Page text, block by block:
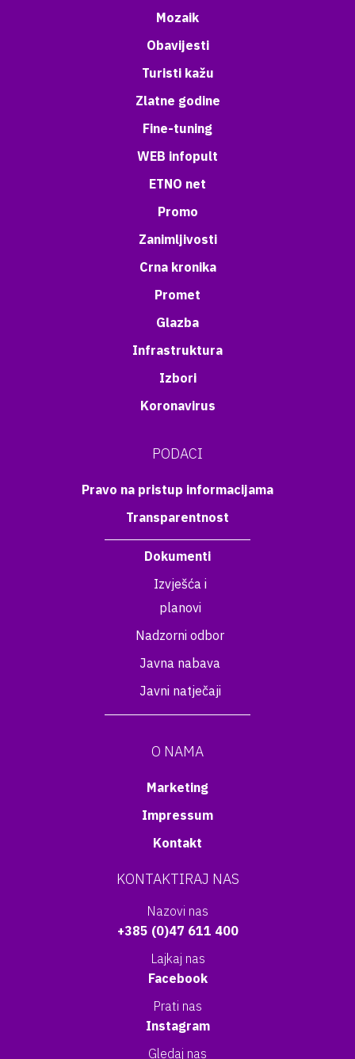
Mozaik
Obavijesti
Turisti kažu
Zlatne godine
Fine-tuning
WEB infopult
ETNO net
Promo
Zanimljivosti
Crna kronika
Promet
Glazba
Infrastruktura
Izbori
Koronavirus
PODACI
Pravo na pristup informacijama
Transparentnost
Dokumenti
Izvješća i
planovi
Nadzorni odbor
Javna nabava
Javni natječaji
O NAMA
Marketing
Impressum
Kontakt
KONTAKTIRAJ NAS
Nazovi nas
+385 (0)47 611 400
Lajkaj nas
Facebook
Prati nas
Instagram
Gledaj nas